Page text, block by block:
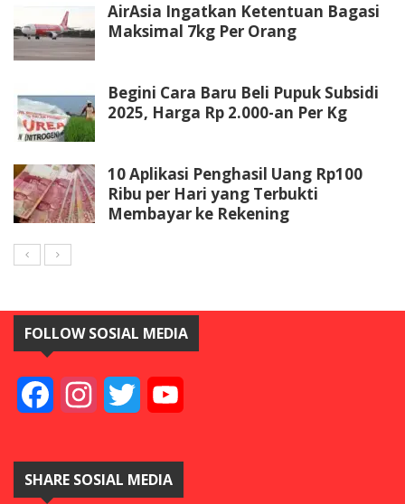
AirAsia Ingatkan Ketentuan Bagasi
Maksimal 7kg Per Orang
Begini Cara Baru Beli Pupuk Subsidi
2025, Harga Rp 2.000-an Per Kg
10 Aplikasi Penghasil Uang Rp100
Ribu per Hari yang Terbukti
Membayar ke Rekening
FOLLOW SOSIAL MEDIA
FacebookInstagramTwitter
SHARE SOSIAL MEDIA